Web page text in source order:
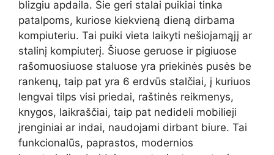
blizgiu apdaila. Šie geri stalai puikiai tinka
patalpoms, kuriose kiekvieną dieną dirbama
kompiuteriu. Tai puiki vieta laikyti nešiojamąjį ar
stalinį kompiuterį. Šiuose geruose ir pigiuose
rašomuosiuose staluose yra priekinės pusės be
rankenų, taip pat yra 6 erdvūs stalčiai, į kuriuos
lengvai tilps visi priedai, raštinės reikmenys,
knygos, laikraščiai, taip pat nedideli mobilieji
įrenginiai ar indai, naudojami dirbant biure. Tai
funkcionalūs, paprastos, modernios